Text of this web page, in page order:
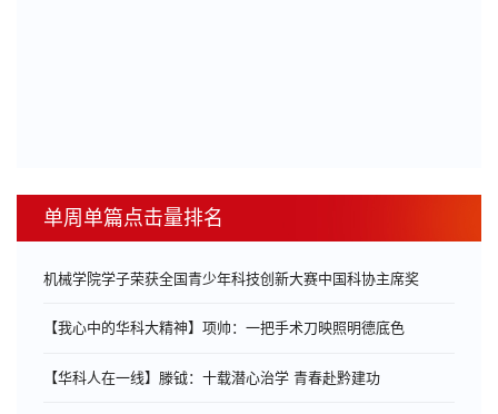
单周单篇点击量排名
机械学院学子荣获全国青少年科技创新大赛中国科协主席奖
【我心中的华科大精神】项帅：一把手术刀映照明德底色
【华科人在一线】滕钺：十载潜心治学 青春赴黔建功